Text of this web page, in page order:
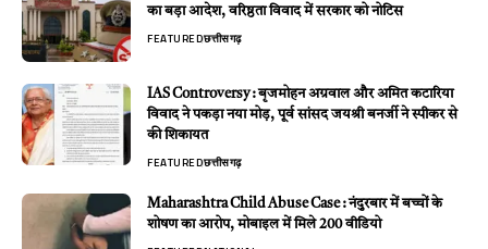
का बड़ा आदेश, वरिष्ठता विवाद में सरकार को नोटिस
FEATUREDछत्तीसगढ़
IAS Controversy : बृजमोहन अग्रवाल और अमित कटारिया
विवाद ने पकड़ा नया मोड़, पूर्व सांसद जयश्री बनर्जी ने स्पीकर से
की शिकायत
FEATUREDछत्तीसगढ़
Maharashtra Child Abuse Case : नंदुरबार में बच्चों के
शोषण का आरोप, मोबाइल में मिले 200 वीडियो